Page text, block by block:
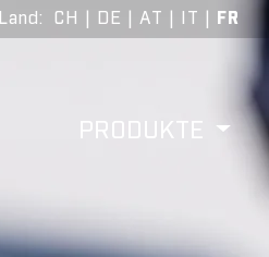
Land : CH DE AT FR
PRODUKTE